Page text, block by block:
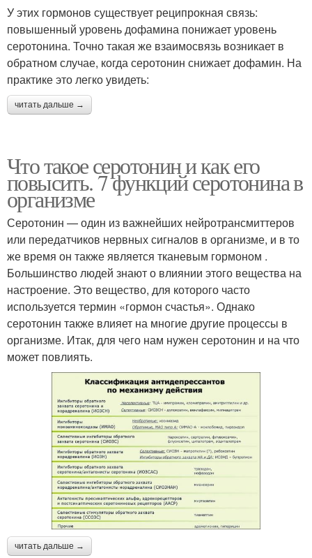
У этих гормонов существует реципрокная связь:
повышенный уровень дофамина понижает уровень
серотонина. Точно такая же взаимосвязь возникает в
обратном случае, когда серотонин снижает дофамин. На
практике это легко увидеть:
читать дальше →
Что такое серотонин и как его
повысить. 7 функций серотонина в
организме
Серотонин — один из важнейших нейротрансмиттеров
или передатчиков нервных сигналов в организме, и в то
же время он также является тканевым гормоном .
Большинство людей знают о влиянии этого вещества на
настроение. Это вещество, для которого часто
используется термин «гормон счастья». Однако
серотонин также влияет на многие другие процессы в
организме. Итак, для чего нам нужен серотонин и на что
может повлиять.
читать дальше →